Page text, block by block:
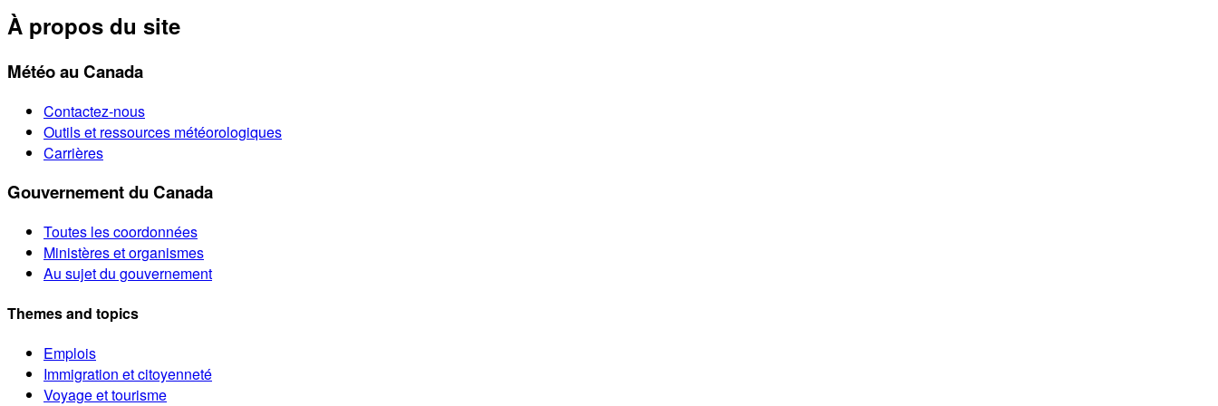
À propos du site
Météo au Canada
Contactez-nous
Outils et ressources météorologiques
Carrières
Gouvernement du Canada
Toutes les coordonnées
Ministères et organismes
Au sujet du gouvernement
Themes and topics
Emplois
Immigration et citoyenneté
Voyage et tourisme